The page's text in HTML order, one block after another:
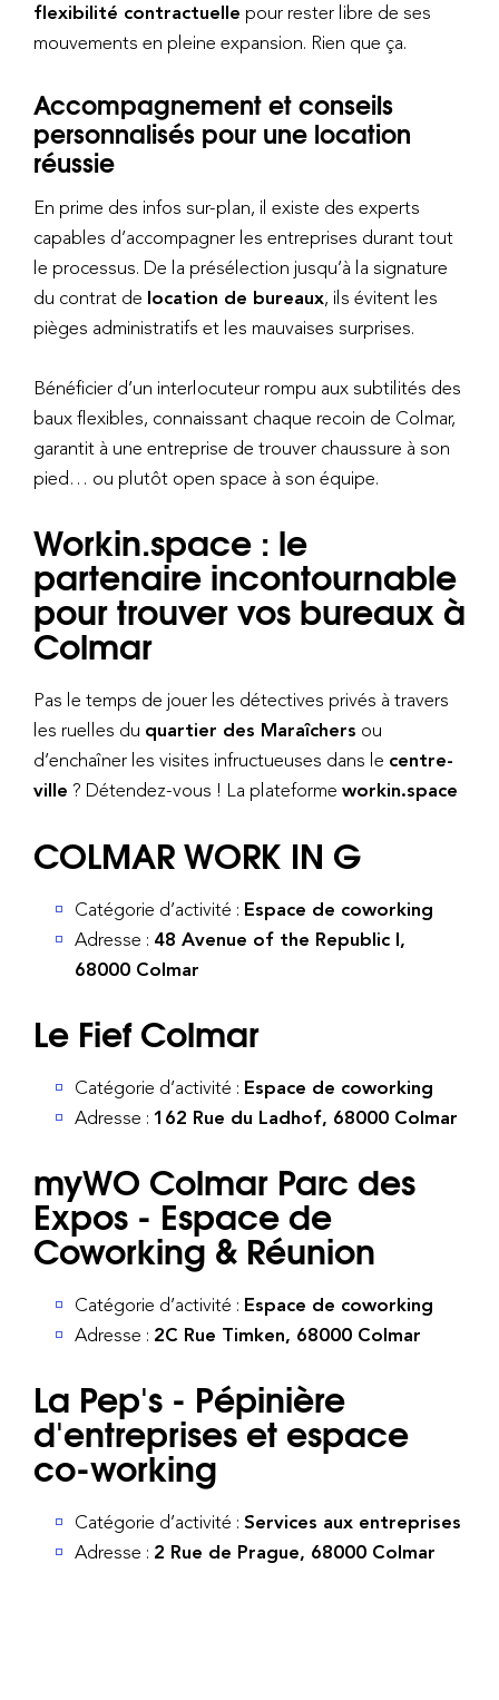
flexibilité contractuelle pour rester libre de ses
mouvements en pleine expansion. Rien que ça.
Accompagnement et conseils
personnalisés pour une location
réussie
En prime des infos sur-plan, il existe des experts
capables d’accompagner les entreprises durant tout
le processus. De la présélection jusqu’à la signature
du contrat de location de bureaux, ils évitent les
pièges administratifs et les mauvaises surprises.
Bénéficier d’un interlocuteur rompu aux subtilités des
baux flexibles, connaissant chaque recoin de Colmar,
garantit à une entreprise de trouver chaussure à son
pied… ou plutôt open space à son équipe.
Workin.space : le
partenaire incontournable
pour trouver vos bureaux à
Colmar
Pas le temps de jouer les détectives privés à travers
les ruelles du quartier des Maraîchers ou
d’enchaîner les visites infructueuses dans le centre-
ville ? Détendez-vous ! La plateforme workin.space
COLMAR WORK IN G
Catégorie d’activité : Espace de coworking
Adresse : 48 Avenue of the Republic |,
68000 Colmar
Le Fief Colmar
Catégorie d’activité : Espace de coworking
Adresse : 162 Rue du Ladhof, 68000 Colmar
myWO Colmar Parc des
Expos - Espace de
Coworking & Réunion
Catégorie d’activité : Espace de coworking
Adresse : 2C Rue Timken, 68000 Colmar
La Pep's - Pépinière
d'entreprises et espace
co-working
Catégorie d’activité : Services aux entreprises
Adresse : 2 Rue de Prague, 68000 Colmar